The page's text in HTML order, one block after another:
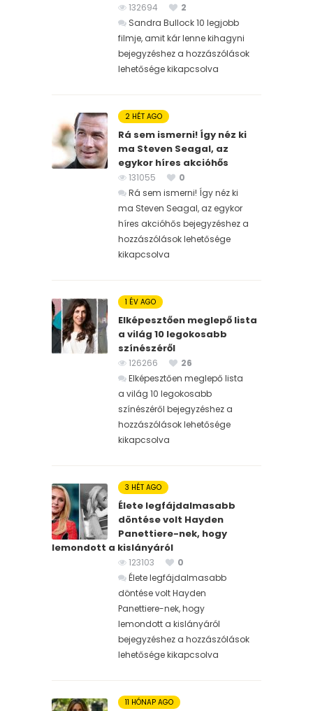
132694
2
Sandra Bullock 10 legjobb
filmje, amit kár lenne kihagyni
bejegyzéshez a hozzászólások
lehetősége kikapcsolva
2 HÉT AGO
Rá sem ismerni! Így néz ki
ma Steven Seagal, az
egykor híres akcióhős
131055
0
Rá sem ismerni! Így néz ki
ma Steven Seagal, az egykor
híres akcióhős bejegyzéshez a
hozzászólások lehetősége
kikapcsolva
1 ÉV AGO
Elképesztően meglepő lista
a világ 10 legokosabb
színészéről
126266
26
Elképesztően meglepő lista
a világ 10 legokosabb
színészéről bejegyzéshez a
hozzászólások lehetősége
kikapcsolva
3 HÉT AGO
Élete legfájdalmasabb
döntése volt Hayden
Panettiere-nek, hogy
lemondott a kislányáról
123103
0
Élete legfájdalmasabb
döntése volt Hayden
Panettiere-nek, hogy
lemondott a kislányáról
bejegyzéshez a hozzászólások
lehetősége kikapcsolva
11 HÓNAP AGO